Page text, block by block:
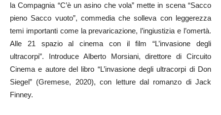
la Compagnia “C’è un asino che vola” mette in scena “Sacco
pieno Sacco vuoto”, commedia che solleva con leggerezza
temi importanti come la prevaricazione, l’ingiustizia e l’omertà.
Alle 21 spazio al cinema con il film “L’invasione degli
ultracorpi”. Introduce Alberto Morsiani, direttore di Circuito
Cinema e autore del libro “L’invasione degli ultracorpi di Don
Siegel” (Gremese, 2020), con letture dal romanzo di Jack
Finney.